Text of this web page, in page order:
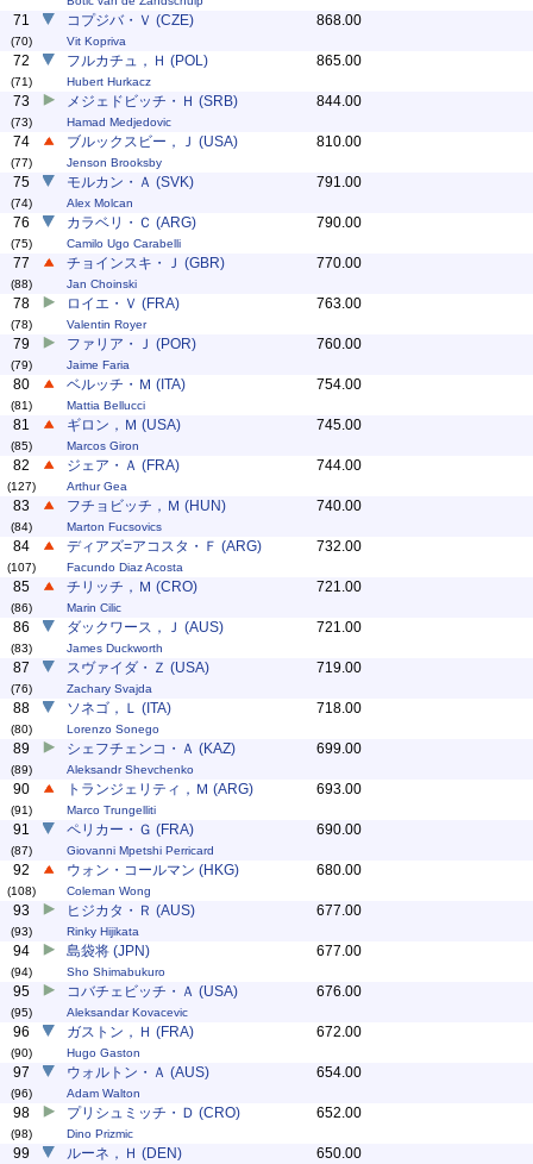
71
(70)
コプジバ・Ｖ (CZE)
Vit Kopriva
868.00
72
(71)
フルカチュ，Ｈ (POL)
Hubert Hurkacz
865.00
73
(73)
メジェドビッチ・Ｈ (SRB)
Hamad Medjedovic
844.00
74
(77)
ブルックスビー，Ｊ (USA)
Jenson Brooksby
810.00
75
(74)
モルカン・Ａ (SVK)
Alex Molcan
791.00
76
(75)
カラベリ・Ｃ (ARG)
Camilo Ugo Carabelli
790.00
77
(88)
チョインスキ・Ｊ (GBR)
Jan Choinski
770.00
78
(78)
ロイエ・Ｖ (FRA)
Valentin Royer
763.00
79
(79)
ファリア・Ｊ (POR)
Jaime Faria
760.00
80
(81)
ベルッチ・Ｍ (ITA)
Mattia Bellucci
754.00
81
(85)
ギロン，Ｍ (USA)
Marcos Giron
745.00
82
(127)
ジェア・Ａ (FRA)
Arthur Gea
744.00
83
(84)
フチョビッチ，Ｍ (HUN)
Marton Fucsovics
740.00
84
(107)
ディアズ=アコスタ・Ｆ (ARG)
Facundo Diaz Acosta
732.00
85
(86)
チリッチ，Ｍ (CRO)
Marin Cilic
721.00
86
(83)
ダックワース，Ｊ (AUS)
James Duckworth
721.00
87
(76)
スヴァイダ・Ｚ (USA)
Zachary Svajda
719.00
88
(80)
ソネゴ，Ｌ (ITA)
Lorenzo Sonego
718.00
89
(89)
シェフチェンコ・Ａ (KAZ)
Aleksandr Shevchenko
699.00
90
(91)
トランジェリティ，Ｍ (ARG)
Marco Trungelliti
693.00
91
(87)
ペリカー・Ｇ (FRA)
Giovanni Mpetshi Perricard
690.00
92
(108)
ウォン・コールマン (HKG)
Coleman Wong
680.00
93
(93)
ヒジカタ・Ｒ (AUS)
Rinky Hijikata
677.00
94
(94)
島袋将 (JPN)
Sho Shimabukuro
677.00
95
(95)
コバチェビッチ・Ａ (USA)
Aleksandar Kovacevic
676.00
96
(90)
ガストン，Ｈ (FRA)
Hugo Gaston
672.00
97
(96)
ウォルトン・Ａ (AUS)
Adam Walton
654.00
98
(98)
プリシュミッチ・Ｄ (CRO)
Dino Prizmic
652.00
99 ルーネ，Ｈ (DEN) 650.00